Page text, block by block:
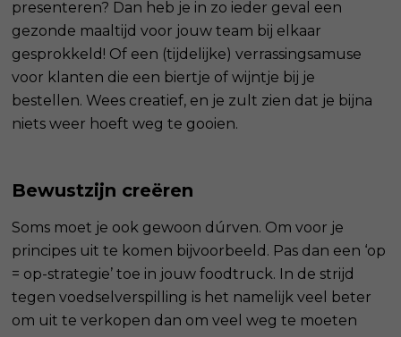
presenteren? Dan heb je in zo ieder geval een
gezonde maaltijd voor jouw team bij elkaar
gesprokkeld! Of een (tijdelijke) verrassingsamuse
voor klanten die een biertje of wijntje bij je
bestellen. Wees creatief, en je zult zien dat je bijna
niets weer hoeft weg te gooien.
Bewustzijn creëren
Soms moet je ook gewoon dúrven. Om voor je
principes uit te komen bijvoorbeeld. Pas dan een ‘op
= op-strategie’ toe in jouw foodtruck. In de strijd
tegen voedselverspilling is het namelijk veel beter
om uit te verkopen dan om veel weg te moeten